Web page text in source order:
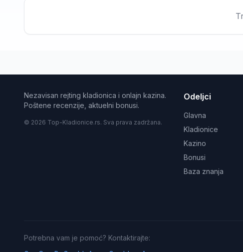
Nezavisan rejting kladionica i onlajn kazina.
Poštene recenzije, aktuelni bonusi.
© 2026 Top-Kladionice.rs. Sva prava zadržana.
Odeljci
Glavna
Kladionice
Kazino
Bonusi
Baza znanja
Potrebna vam je pomoć? Kontaktirajte: